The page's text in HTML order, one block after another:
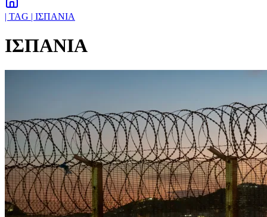
| TAG | ΙΣΠΑΝΙΑ
ΙΣΠΑΝΙΑ